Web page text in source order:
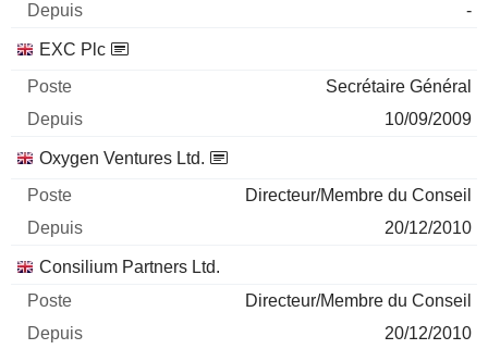
-
EXC Plc
Secrétaire Général
10/09/2009
Oxygen Ventures Ltd.
Directeur/Membre du Conseil
20/12/2010
Consilium Partners Ltd.
Directeur/Membre du Conseil
20/12/2010